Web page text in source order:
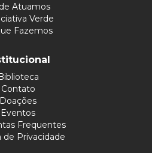
Atuamos
Verde
Fazemos
Contato
Doações
Eventos
Frequentes
de Privacidade